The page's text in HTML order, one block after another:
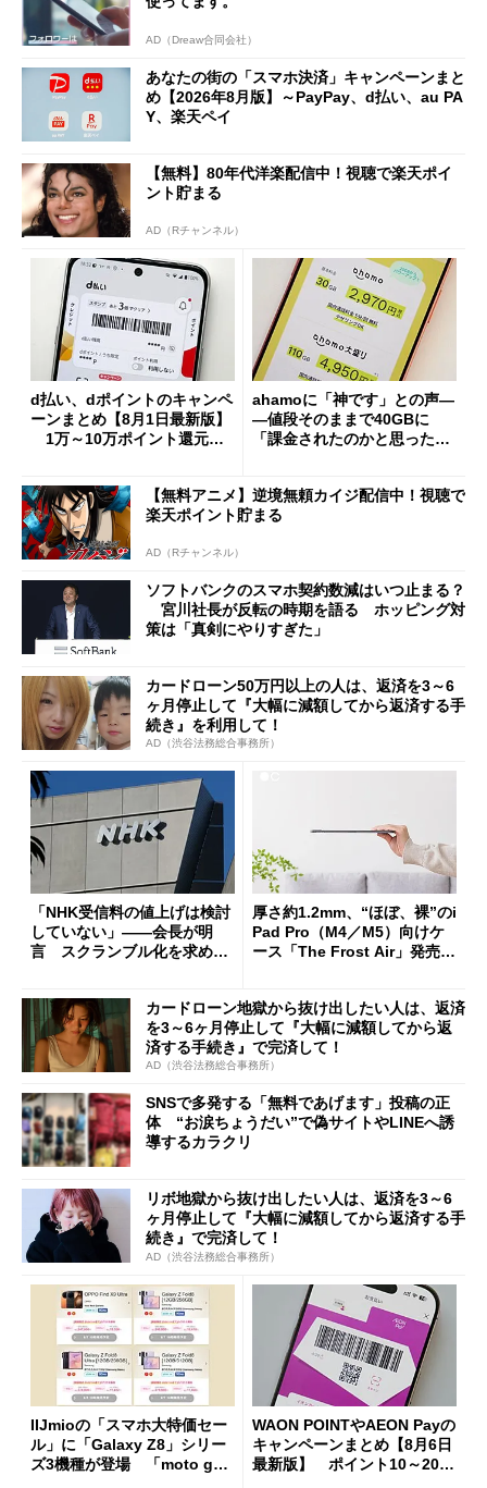
AD（Dreaw合同会社）
あなたの街の「スマホ決済」キャンペーンまと
め【2026年8月版】～PayPay、d払い、au PA
Y、楽天ペイ
【無料】80年代洋楽配信中！視聴で楽天ポイ
ント貯まる
AD（Rチャンネル）
d払い、dポイントのキャンペ
ーンまとめ【8月1日最新版】
1万～10万ポイント還元の
ahamoに「神です」との声―
―値段そのままで40GBに
「課金されたのかと思った」
【無料アニメ】逆境無頼カイジ配信中！視聴で
楽天ポイント貯まる
AD（Rチャンネル）
ソフトバンクのスマホ契約数減はいつ止まる？
宮川社長が反転の時期を語る ホッピング対
策は「真剣にやりすぎた」
カードローン50万円以上の人は、返済を3～6
ヶ月停止して『大幅に減額してから返済する手
続き』を利用して！
AD（渋谷法務総合事務所）
「NHK受信料の値上げは検討
していない」――会長が明
言 スクランブル化を求める
厚さ約1.2mm、“ほぼ、裸”のi
Pad Pro（M4／M5）向けケ
ース「The Frost Air」発売
カードローン地獄から抜け出したい人は、返済
を3～6ヶ月停止して『大幅に減額してから返
済する手続き』で完済して！
AD（渋谷法務総合事務所）
SNSで多発する「無料であげます」投稿の正
体 “お涙ちょうだい”で偽サイトやLINEへ誘
導するカラクリ
リボ地獄から抜け出したい人は、返済を3～6
ヶ月停止して『大幅に減額してから返済する手
続き』で完済して！
AD（渋谷法務総合事務所）
IIJmioの「スマホ大特価セー
ル」に「Galaxy Z8」シリー
ズ3機種が登場 「moto g37
WAON POINTやAEON Payの
キャンペーンまとめ【8月6日
最新版】 ポイント10～20倍